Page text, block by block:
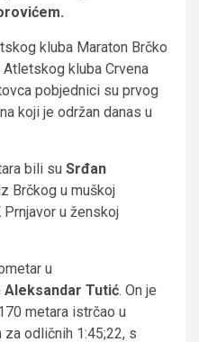
kluba Maraton Brčko
Atletskog kluba Crvena
pobjednici su prvog
koji je održan danas u
bili su Srđan
Brčkog u muškoj
Prnjavor u ženskoj
u
Aleksandar Tutić. On je
metara istrčao u
odličnih 1:45;22, s